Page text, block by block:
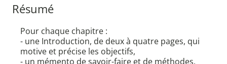
Résumé
Pour chaque chapitre :
- une Introduction, de deux à quatre pages, qui
motive et précise les objectifs,
- un mémento de savoir-faire et de méthodes,